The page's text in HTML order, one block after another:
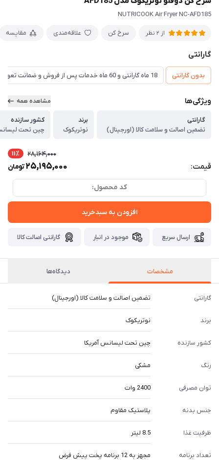
NUTRICOOK Air Fryer NC-AFD185
از 2 نظر سرخ کن علاقه‌مندی مقایسه
گارانتی
بدون گارانتی 18 ماه گارانتی و 60 ماه خدمات پس از فروش و ضمانت تعویض
ویژگی‌ها مشاهده همه
گارانتی
تضمین اصالت و سلامت کالا (اورجینال)
برند
نوتریکوک
کشور سازنده
چین تحت
قیمت:
28,164,000 11٪
25,195,000تومان
کد محصول:
افزودن به سبدخرید
ارسال سریع موجود در انبار گارانتی اصالت کالا
مشخصات دیدگاه‌ها
گارانتی تضمین اصالت و سلامت کالا (اورجینال)
برند نوتریکوک
کشور سازنده چین تحت لیسانس آمریکا
رنگ مشکی
توان مصرفی 2400 وات
جنس بدنه پلاستیک مقاوم
ظرفیت غذا 8.5 لیتر
تعداد برنامه مجهز به 12 برنامه پخت پیش فرض